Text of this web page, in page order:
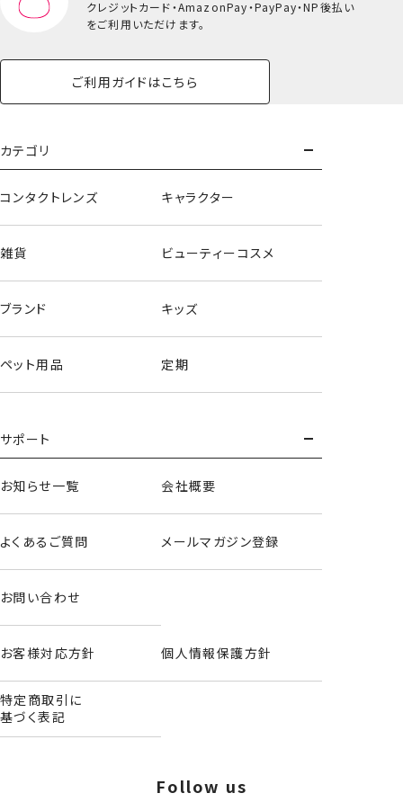
ランチトートバッグ
ランチショルダーバッグ
クレジットカード・AmazonPay・PayPay・NP後払い
をご利用いただけます。
ご利用ガイドはこちら
カテゴリ
コンタクトレンズ キャラクター
雑貨 ビューティーコスメ
ブランド キッズ
ペット用品 定期
サポート
お知らせ一覧 会社概要
よくあるご質問 メールマガジン登録
お問い合わせ
お客様対応方針 個人情報保護方針
特定商取引に
基づく表記
Follow us